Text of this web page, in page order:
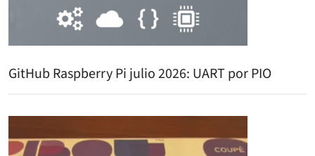
GitHub Raspberry Pi julio 2026: UART por PIO